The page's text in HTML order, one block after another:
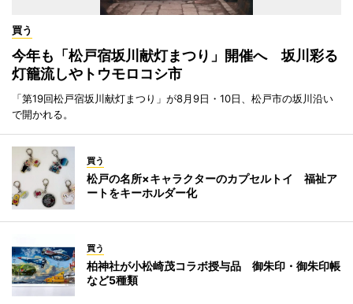
買う
今年も「松戸宿坂川献灯まつり」開催へ 坂川彩る
灯籠流しやトウモロコシ市
「第19回松戸宿坂川献灯まつり」が8月9日・10日、松戸市の坂川沿い
で開かれる。
買う
松戸の名所×キャラクターのカプセルトイ 福祉ア
ートをキーホルダー化
買う
柏神社が小松崎茂コラボ授与品 御朱印・御朱印帳
など5種類